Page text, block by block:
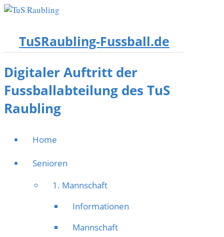
TuSRaubling-Fussball.de
Digitaler Auftritt der
Fussballabteilung des TuS
Raubling
Home
Senioren
1. Mannschaft
Informationen
Mannschaft